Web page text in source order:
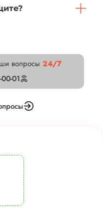
вопросы 24/7
01